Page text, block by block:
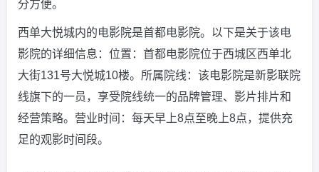
分方便。
西单大悦城内的电影院是首都电影院。以下是关于该电
影院的详细信息：位置：首都电影院位于西城区西单北
大街131号大悦城10楼。所属院线：该电影院是新影联院
线旗下的一员，享受院线统一的品牌管理、影片排片和
经营策略。营业时间：每天早上8点至晚上8点，提供充
足的观影时间段。